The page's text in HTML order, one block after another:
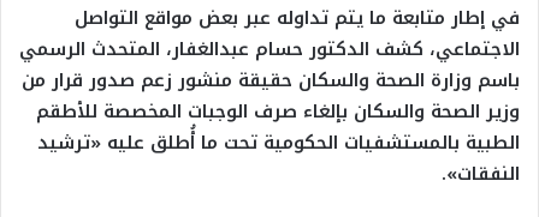
في إطار متابعة ما يتم تداوله عبر بعض مواقع التواصل
الاجتماعي، كشف الدكتور حسام عبدالغفار، المتحدث الرسمي
باسم وزارة الصحة والسكان حقيقة منشور زعم صدور قرار من
وزير الصحة والسكان بإلغاء صرف الوجبات المخصصة للأطقم
الطبية بالمستشفيات الحكومية تحت ما أُطلق عليه «ترشيد
النفقات».